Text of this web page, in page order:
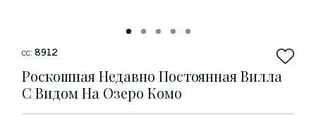
сс:8912
Роскошная Недавно Постоянная Вилла
С Видом На Озеро Комо